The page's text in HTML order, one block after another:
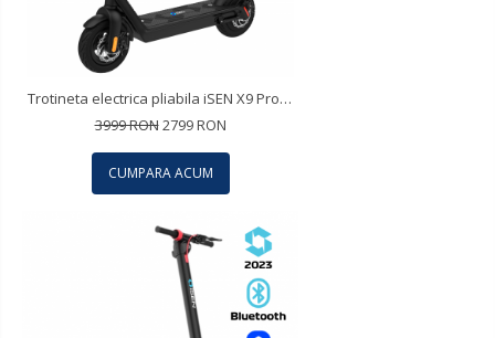
Trotineta electrica pliabila iSEN X9 Pro Negru, 10 inch, 1100W, autonomie maxima 100km, viteza pana la 40km/h, baterie detasabila 48V 15.6A
3999 RON2799 RON
CUMPARA ACUM